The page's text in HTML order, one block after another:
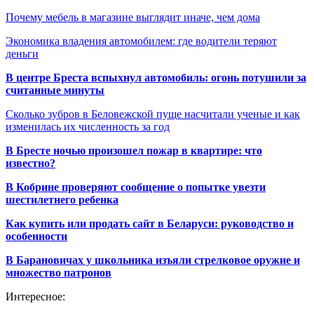
Почему мебель в магазине выглядит иначе, чем дома
Экономика владения автомобилем: где водители теряют
деньги
В центре Бреста вспыхнул автомобиль: огонь потушили за
считанные минуты
Сколько зубров в Беловежской пуще насчитали ученые и как
изменилась их численность за год
В Бресте ночью произошел пожар в квартире: что
известно?
В Кобрине проверяют сообщение о попытке увезти
шестилетнего ребенка
Как купить или продать сайт в Беларуси: руководство и
особенности
В Барановичах у школьника изъяли стрелковое оружие и
множество патронов
Интересное: